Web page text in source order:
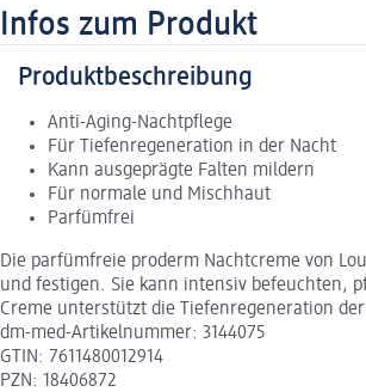
Infos zum Produkt
Produktbeschreibung
Anti-Aging-Nachtpflege
Für Tiefenregeneration in der Nacht
Kann ausgeprägte Falten mildern
Für normale und Mischhaut
Parfümfrei
Die parfümfreie proderm Nachtcreme von
und festigen. Sie kann intensiv befeuchten,
Creme unterstützt die Tiefenregeneration
dm-med-Artikelnummer: 3144075
GTIN: 7611480012914
PZN: 18406872